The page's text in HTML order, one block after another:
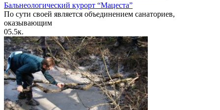
Бальнеологический курорт “Мацеста”
По сути своей является объединением санаториев,
оказывающим
05.5к.